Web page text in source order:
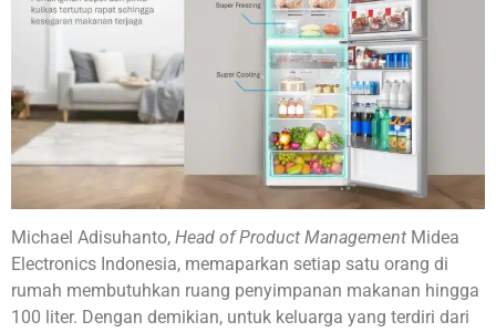
Michael Adisuhanto, Head of Product Management Midea
Electronics Indonesia, memaparkan setiap satu orang di
rumah membutuhkan ruang penyimpanan makanan hingga
100 liter. Dengan demikian, untuk keluarga yang terdiri dari